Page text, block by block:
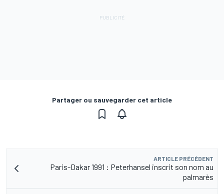
Partager ou sauvegarder cet article
ARTICLE PRÉCÉDENT
Paris-Dakar 1991 : Peterhansel inscrit son nom au
palmarès